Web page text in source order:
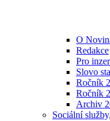
O
Redakce
Pro
Slovo
Ročník
Ročník
Archiv
Sociální